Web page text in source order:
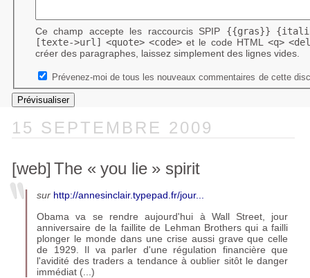
Ce champ accepte les raccourcis SPIP {{gras}}
[texte->url]
<quote> <code>et le code HTML <q>
créer des paragraphes, laissez simplement des lignes vides.
Prévenez-moi de tous les nouveaux commentaires de cette
15 SEPTEMBRE 2009
[web] The « you lie » spirit
sur http://annesinclair.typepad.fr/jour...
Obama va se rendre aujourd'hui à Wall Street, jour
anniversaire de la faillite de Lehman Brothers qui a failli
plonger le monde dans une crise aussi grave que celle
de 1929. Il va parler d'une régulation financière que
l'avidité des traders a tendance à oublier sitôt le danger
immédiat (...)